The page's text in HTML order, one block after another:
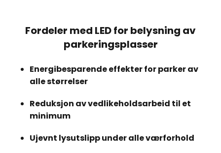
Fordeler med LED for belysning av
parkeringsplasser
Energibesparende effekter for parker av
alle størrelser
Reduksjon av vedlikeholdsarbeid til et
minimum
Ujevnt lysutslipp under alle værforhold